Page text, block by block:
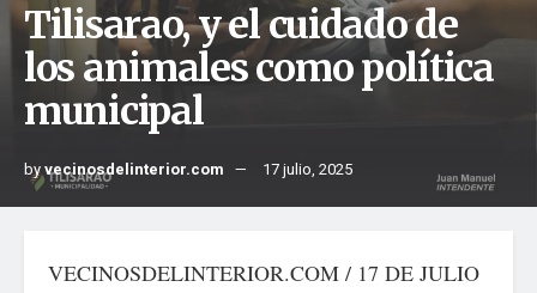
Tilisarao, y el cuidado de
los animales como política
municipal
byvecinosdelinterior.com 17 julio, 2025
VECINOSDELINTERIOR.COM / 17 DE JULIO